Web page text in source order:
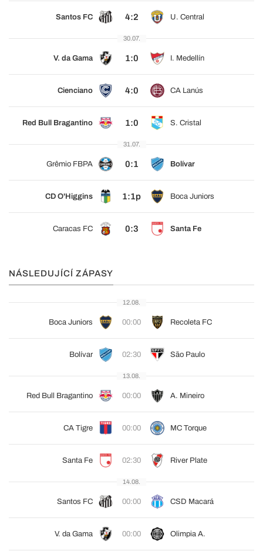
Santos FC 4:2 U. Central
30.07.
V. da Gama 1:0 I. Medellín
Cienciano 4:0 CA Lanús
Red Bull Bragantino 1:0 S. Cristal
31.07.
Grêmio FBPA 0:1 Bolívar
CD O'Higgins 1:1p Boca Juniors
Caracas FC 0:3 Santa Fe
NÁSLEDUJÍCÍ ZÁPASY
12.08.
Boca Juniors 00:00 Recoleta FC
Bolívar 02:30 São Paulo
13.08.
Red Bull Bragantino 00:00 A. Mineiro
CA Tigre 00:00 MC Torque
Santa Fe 02:30 River Plate
14.08.
Santos FC 00:00 CSD Macará
V. da Gama 00:00 Olimpia A.